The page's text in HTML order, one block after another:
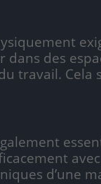
des
travail.
d’une